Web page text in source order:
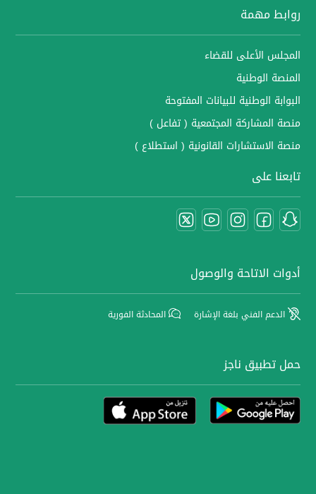
روابط مهمة
المجلس الأعلى للقضاء
المنصة الوطنية
البوابة الوطنية للبيانات المفتوحة
منصة المشاركة المجتمعية ( تفاعل )
منصة الاستشارات القانونية ( استطلاع )
تابعنا على
أدوات الاتاحة والوصول
الدعم الفني بلغة الإشارة المحادثة الفورية
حمل تطبيق ناجز